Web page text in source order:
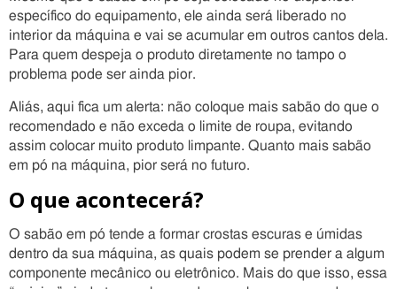
específico do equipamento, ele ainda será liberado no
interior da máquina e vai se acumular em outros cantos dela.
Para quem despeja o produto diretamente no tampo o
problema pode ser ainda pior.
Aliás, aqui fica um alerta: não coloque mais sabão do que o
recomendado e não exceda o limite de roupa, evitando
assim colocar muito produto limpante. Quanto mais sabão
em pó na máquina, pior será no futuro.
O que acontecerá?
O sabão em pó tende a formar crostas escuras e úmidas
dentro da sua máquina, as quais podem se prender a algum
componente mecânico ou eletrônico. Mais do que isso, essa